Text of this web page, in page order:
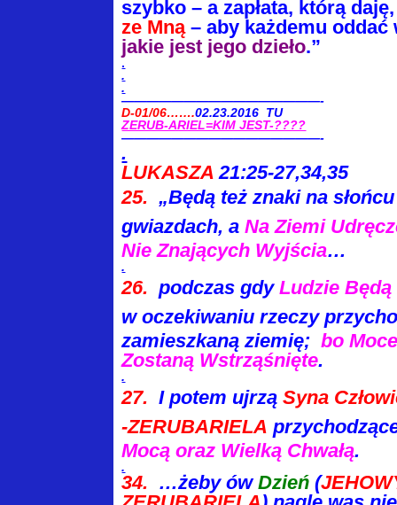
szybko – azapłata, którą
ze Mną– aby każdemuoddać
jakie jest jego dzieło.”
.
.
.
————————————————-
D-01/06…….02.23.2016 TU
ZERUB-ARIEL=KIM JEST-????
————————————————-
.
LUKASZA 21:25-27,34,35
25. „Będą też znaki na
gwiazdach, aNa Ziemi
Nie Znających Wyjścia…
.
26. podczas gdyLudzie
w oczekiwaniurzeczy
zamieszkaną ziemię;bo
Zostaną Wstrząśnięte.
.
27. I potem ujrząSyna
-ZERUBARIELA
Mocą oraz Wielką Chwałą.
.
34. …żeby ówDzień(